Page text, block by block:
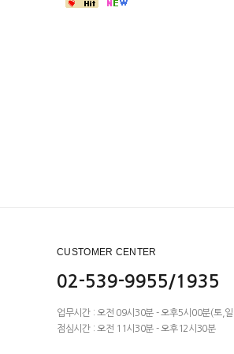
CUSTOMER CENTER
02-539-9955/1935
업무시간 : 오전 09시30분 - 오후5시00분(토,
점심시간 : 오전 11시30분 - 오후12시30분